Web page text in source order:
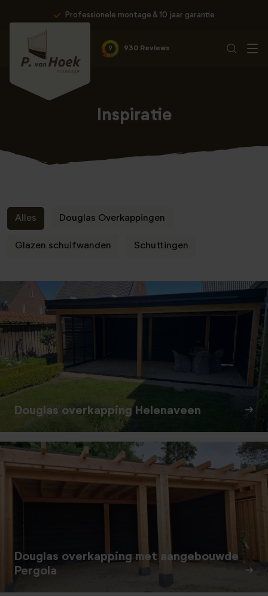
Professionele montage & 10 jaar garantie
9 930 Reviews
Inspiratie
Alles Douglas Overkappingen
Glazen schuifwanden Schuttingen
Douglas overkapping Helenaveen
Douglas overkapping met aangebouwde
Pergola